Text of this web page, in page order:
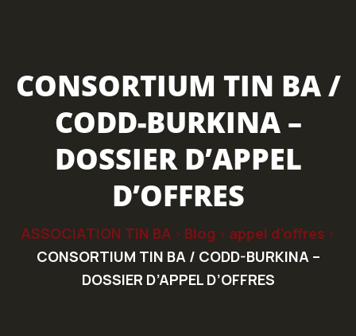
CONSORTIUM TIN BA /
CODD-BURKINA –
DOSSIER D’APPEL
D’OFFRES
ASSOCIATION TIN BA > Blog > appel d'offres >
CONSORTIUM TIN BA / CODD-BURKINA –
DOSSIER D’APPEL D’OFFRES